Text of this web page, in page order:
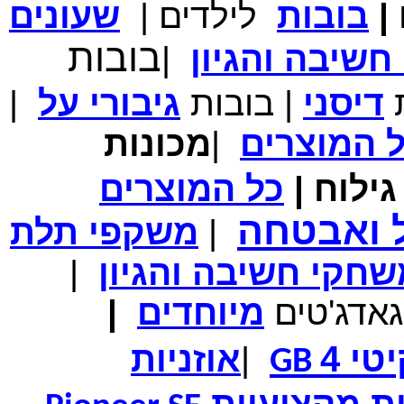
₪700.00 מחיר שוק
המחיר שלך
משלוח חינם
במבצע תיק לנשיאת מחשב נייד 10.1 אינץ' בצבע ורוד בעל
₪150.00 מחיר שוק
₪99.00 המחיר שלך
₪104.00 המחיר כולל משלוח :
נרתיק עור יוקרתי עבור אייפוד וידאו 60GB\80GB \שחור
| בובות לילדים |
שעונים
והגיון
|בובות
דיסני | בובות גיבורי על
|
המוצרים |מכונות
| כל המוצרים
ואבטחה | משקפי תלת
חשיבה והגיון
|
גאדג'טים מיוחדים |
4
GB
|אוזניות